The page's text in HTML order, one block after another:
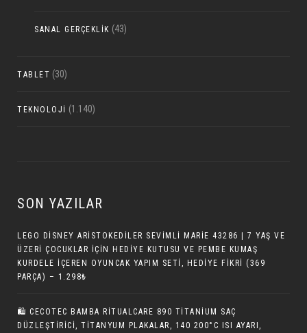
SANAL GERÇEKLIK (43)
TABLET (30)
TEKNOLOJI (1.140)
SON YAZILAR
LEGO DISNEY ARISTOKEDILER SEVIMLI MARIE 43286 | 7 YAŞ VE
ÜZERI ÇOCUKLAR IÇIN HEDIYE KUTUSU VE PEMBE KUMAŞ
KURDELE İÇEREN OYUNCAK YAPIM SETI, HEDIYE FIKRI (369
PARÇA) – 1.298₺
🛍️ CECOTEC BAMBA RITUALCARE 890 TITANIUM SAÇ
DÜZLEŞTIRICI, TITANYUM PLAKALAR, 140 200°C ISI AYARI,